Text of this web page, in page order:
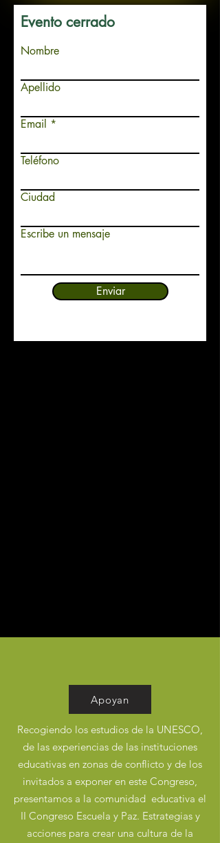
Evento cerrado
Nombre
Apellido
Email
Teléfono
Ciudad
Escribe un mensaje
Enviar
Apoyan
Recogiendo los estudios de la UNESCO,
de las experiencias de las instituciones
educativas en zonas de conflicto y de los
invitados a exponer en este Congreso,
presentamos a la comunidad educativa el
II Congreso Escuela y Paz. Estrategias y
acciones para crear una cultura de la